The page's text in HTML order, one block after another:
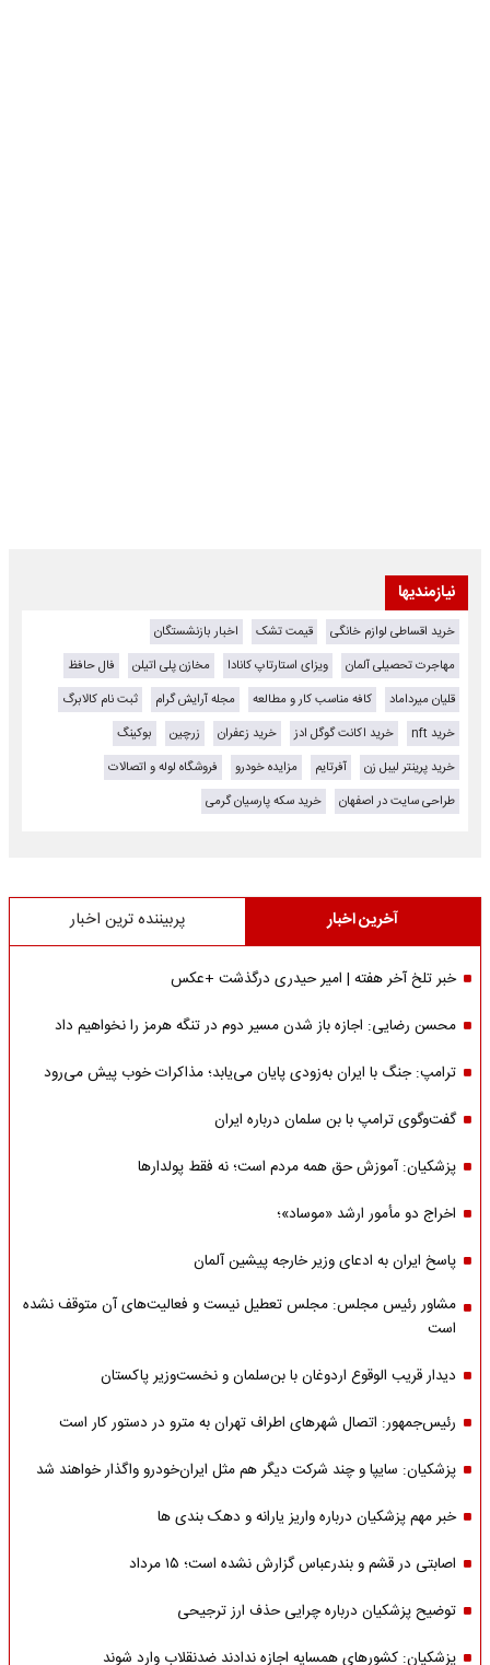
نیازمندیها
خرید اقساطی لوازم خانگی قیمت تشک
اخبار بازنشستگان
مهاجرت تحصیلی آلمان
ویزای استارتاپ کانادا مخازن پلی اتیلن
فال حافظ
قلیان میرداماد
کافه مناسب کار و مطالعه مجله آرایش گرام
ثبت نام کالابرگ
خرید nft
خرید اکانت گوگل ادز خرید زعفران زرچین
بوکینگ
خرید پرینتر لیبل زن
آفرتایم مزایده خودرو
فروشگاه لوله و اتصالات
طراحی سایت در اصفهان
خرید سکه پارسیان گرمی
آخرین اخبار پربیننده ترین اخبار
خبر تلخ آخر هفته | امیر حیدری درگذشت +عکس
محسن رضایی: اجازه باز شدن مسیر دوم در تنگه هرمز را نخواهیم داد
ترامپ: جنگ با ایران به‌زودی پایان می‌یابد؛ مذاکرات خوب پیش می‌رود
گفت‌وگوی ترامپ با بن سلمان درباره ایران
پزشکیان: آموزش حق همه مردم است؛ نه فقط پولدارها
اخراج دو مأمور ارشد «موساد»؛
پاسخ ایران به ادعای وزیر خارجه پیشین آلمان
مشاور رئیس مجلس: مجلس تعطیل نیست و فعالیت‌های آن متوقف نشده
است
دیدار قریب الوقوع اردوغان با بن‌سلمان و نخست‌وزیر پاکستان
رئیس‌جمهور: اتصال شهرهای اطراف تهران به مترو در دستور کار است
پزشکیان: سایپا و چند شرکت دیگر هم مثل ایران‌خودرو واگذار خواهند شد
خبر مهم پزشکیان درباره واریز یارانه و دهک بندی ها
اصابتی در قشم و بندرعباس گزارش نشده است؛ ۱۵ مرداد
توضیح پزشکیان درباره چرایی حذف ارز ترجیحی
پزشکیان: کشورهای همسایه اجازه ندادند ضدنقلاب وارد شوند